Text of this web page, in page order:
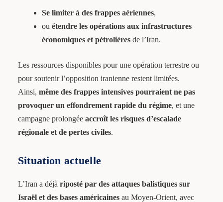
Se limiter à des frappes aériennes,
ou étendre les opérations aux infrastructures
économiques et pétrolièresde l’Iran.
Les ressources disponibles pour une opération terrestre ou
pour soutenir l’opposition iranienne restent limitées.
Ainsi, même des frappes intensives pourraient ne pas
provoquer un effondrement rapide du régime, et une
campagne prolongée accroît les risques d’escalade
régionale et de pertes civiles.
Situation actuelle
L’Iran a déjà riposté par des attaques balistiques sur
Israël et des bases américainesau Moyen-Orient, avec